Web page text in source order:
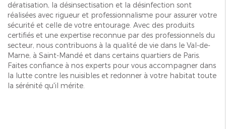
dératisation, la désinsectisation et la désinfection sont
réalisées avec rigueur et professionnalisme pour assurer votre
sécurité et celle de votre entourage. Avec des produits
certifiés et une expertise reconnue par des professionnels du
secteur, nous contribuons à la qualité de vie dans le Val-de-
Marne, à Saint-Mandé et dans certains quartiers de Paris.
Faites confiance à nos experts pour vous accompagner dans
la lutte contre les nuisibles et redonner à votre habitat toute
la sérénité qu'il mérite.